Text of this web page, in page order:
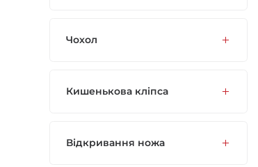
Чохол
Кишенькова кліпса
Відкривання ножа